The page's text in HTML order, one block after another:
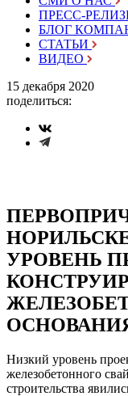
ПРЕСС-
БЛОГ
СТАТЬИ
ВИДЕО
15 декабря 2020
поделиться:
УРОВЕНЬ
Низкий уровень
железобетонного
строительства